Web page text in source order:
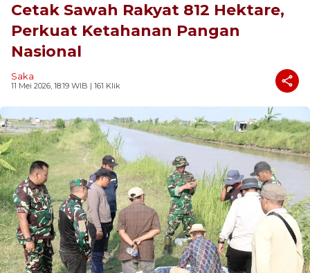
Cetak Sawah Rakyat 812 Hektare,
Perkuat Ketahanan Pangan
Nasional
Saka
11 Mei 2026, 18:19 WIB | 161 Klik